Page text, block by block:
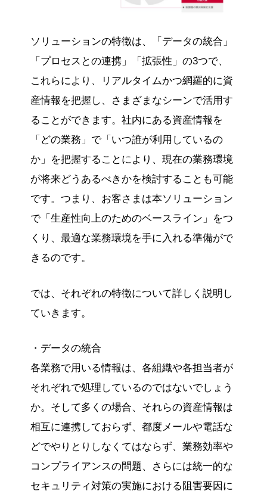
ソリューションの特徴は、「データの統合」
「プロセスとの連携」「拡張性」の3つで、
これらにより、リアルタイムかつ網羅的に資
産情報を把握し、さまざまなシーンで活用す
ることができます。社内にある資産情報を
「どの業務」で「いつ誰が利用しているの
か」を把握することにより、現在の業務環境
が将来どうあるべきかを検討することも可能
です。つまり、お客さまは本ソリューション
で「生産性向上のためのベースライン」をつ
くり、最適な業務環境を手に入れる準備がで
きるのです。
では、それぞれの特徴について詳しく説明し
ていきます。
・データの統合
各業務で用いる情報は、各組織や各担当者が
それぞれで処理しているのではないでしょう
か。そして多くの場合、それらの資産情報は
相互に連携しておらず、都度メールや電話な
どでやりとりしなくてはならず、業務効率や
コンプライアンスの問題、さらには統一的な
セキュリティ対策の実施における阻害要因に